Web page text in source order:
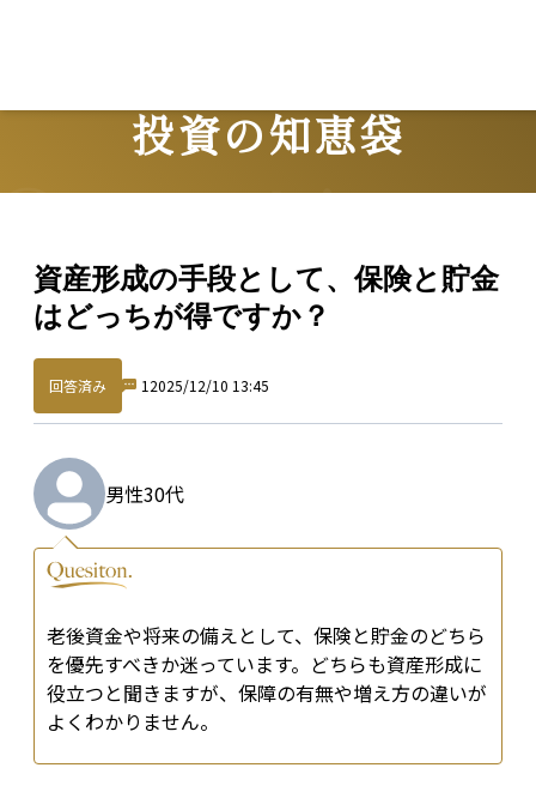
投資の知恵袋
資産形成の手段として、保険と貯金
はどっちが得ですか？
回答済み 1 2025/12/10 13:45
男性30代
老後資金や将来の備えとして、保険と貯金のどちら
を優先すべきか迷っています。どちらも資産形成に
役立つと聞きますが、保障の有無や増え方の違いが
よくわかりません。